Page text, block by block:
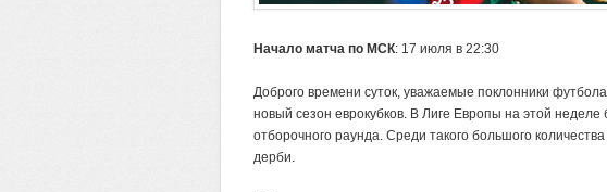
Начало матча по МСК: 17 июля в 22:30
Доброго времени суток, уважаемые поклонники
новый сезон еврокубков. В Лиге Европы на этой неделе
отборочного раунда. Среди такого большого
дерби.